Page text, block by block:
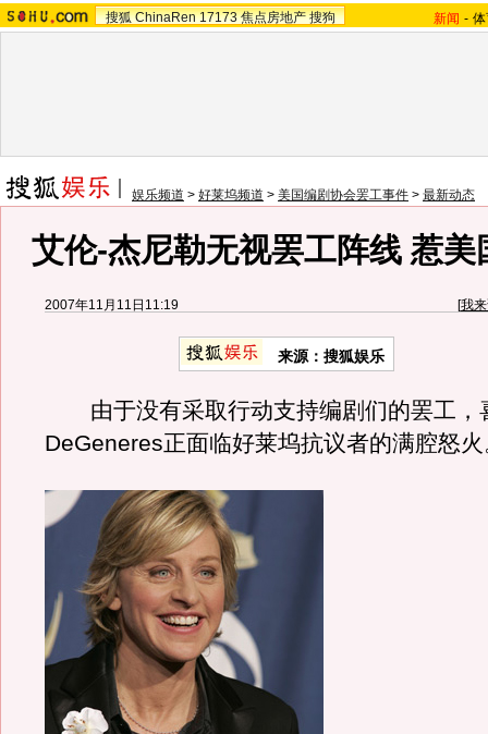
搜狐 ChinaRen 17173 焦点房地产 搜狗 新闻 -
娱乐频道 > 好莱坞频道 > 美国编剧协会罢工事件 > 最新动态
艾伦-杰尼勒无视罢工阵线 惹美
2007年11月11日11:19 [我
来源：搜狐娱乐
由于没有采取行动支持编剧们的罢工，
DeGeneres正面临好莱坞抗议者的满腔怒